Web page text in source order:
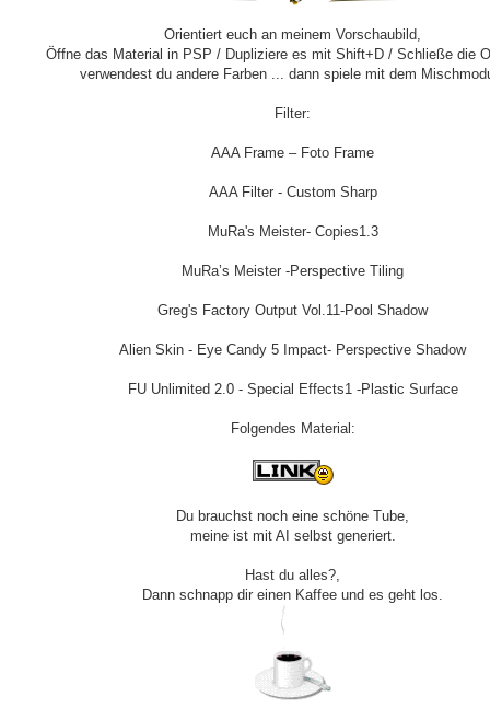
Orientiert euch an meinem Vorschaubild,
Öffne das Material in PSP / Dupliziere es mit Shift+D / Schließe die
verwendest du andere Farben ... dann spiele mit dem
Filter:
AAA Frame – Foto Frame
AAA Filter - Custom Sharp
MuRa's Meister- Copies1.3
MuRa’s Meister -Perspective Tiling
Greg's Factory Output Vol.11-Pool Shadow
Alien Skin - Eye Candy 5 Impact- Perspective Shadow
FU Unlimited 2.0 - Special Effects1 -Plastic Surface
Folgendes Material:
Du brauchst noch eine schöne Tube,
meine ist mit AI selbst generiert.
Hast du alles?,
Dann schnapp dir einen Kaffee und es geht los.